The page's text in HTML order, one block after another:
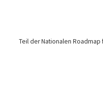
Teil der Nationalen Roadmap